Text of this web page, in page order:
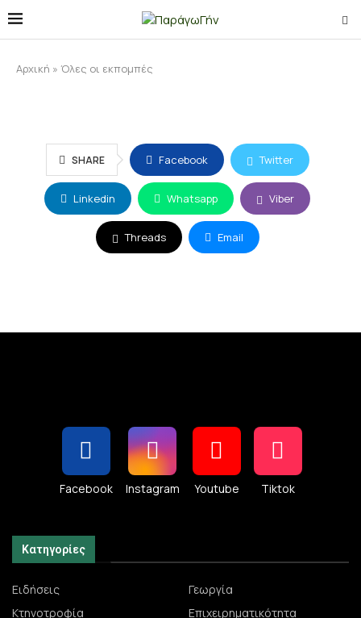
Αρχική » Όλες οι εκπομπές
SHARE Facebook Twitter
Linkedin Whatsapp Viber
Threads Email
Facebook Instagram Youtube Tiktok
Κατηγορίες
Ειδήσεις
Γεωργία
Κτηνοτροφία
Επιχειρηματικότητα